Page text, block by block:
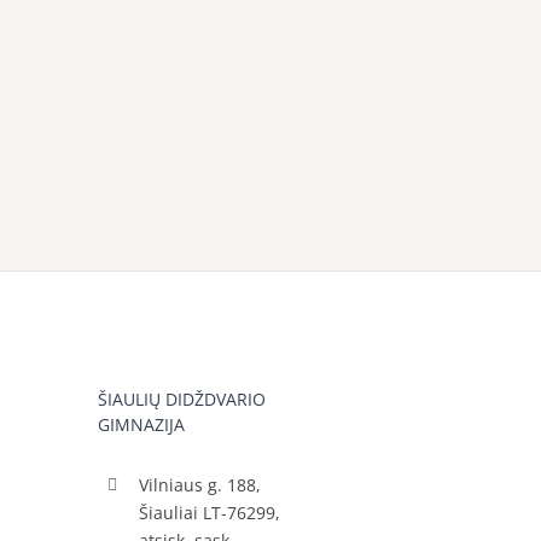
ŠIAULIŲ DIDŽDVARIO
GIMNAZIJA
Vilniaus g. 188,
Šiauliai LT-76299,